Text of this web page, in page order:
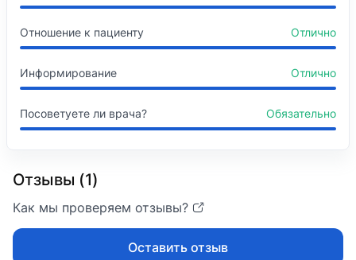
Отношение к пациенту Отлично
Информирование Отлично
Посоветуете ли врача? Обязательно
Отзывы (1)
Как мы проверяем отзывы?
Оставить отзыв